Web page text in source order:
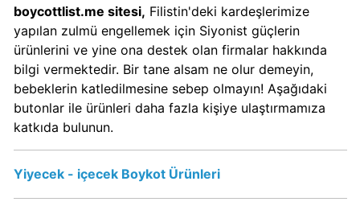
mu?
KitKat
Kimin
Sahibi
Kim?
Lay's
mu?
Lay's
boycottlist.me sitesi, Filistin'deki kardeşlerimize
yapılan zulmü engellemek için Siyonist güçlerin
ürünlerini ve yine ona destek olan firmalar hakkında
bilgi vermektedir. Bir tane alsam ne olur demeyin,
bebeklerin katledilmesine sebep olmayın! Aşağıdaki
butonlar ile ürünleri daha fazla kişiye ulaştırmamıza
katkıda bulunun.
Yiyecek - içecek Boykot Ürünleri